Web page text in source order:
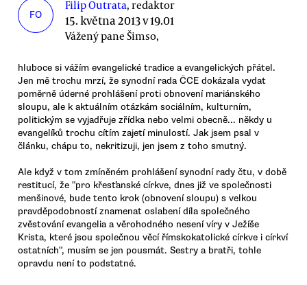
FO
Filip Outrata, redaktor
15. května 2013 v 19.01
Vážený pane Šimso,
hluboce si vážím evangelické tradice a evangelických přátel.
Jen mě trochu mrzí, že synodní rada ČCE dokázala vydat
poměrně úderné prohlášení proti obnovení mariánského
sloupu, ale k aktuálním otázkám sociálním, kulturním,
politickým se vyjadřuje zřídka nebo velmi obecně... někdy u
evangelíků trochu cítím zajetí minulostí. Jak jsem psal v
článku, chápu to, nekritizuji, jen jsem z toho smutný.
Ale když v tom zmíněném prohlášení synodní rady čtu, v době
restitucí, že "pro křesťanské církve, dnes již ve společnosti
menšinové, bude tento krok (obnovení sloupu) s velkou
pravděpodobností znamenat oslabení díla společného
zvěstování evangelia a věrohodného nesení víry v Ježíše
Krista, které jsou společnou věcí římskokatolické církve i církví
ostatních", musím se jen pousmát. Sestry a bratři, tohle
opravdu není to podstatné.